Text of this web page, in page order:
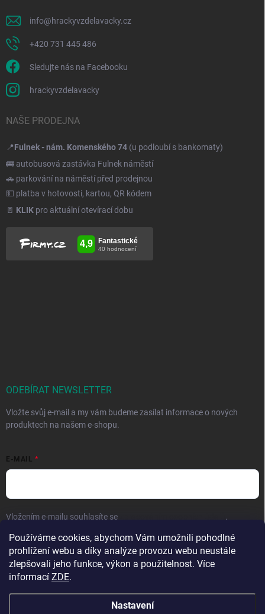
Používáme cookies, abychom Vám umožnili pohodlné
prohlížení webu a díky analýze provozu webu neustále
zlepšovali jeho funkce, výkon a použitelnost. Více
informací ZDE.
Nastavení
info@hrackyvzdelavacky.cz
+420 731 445 486
Sledujte nás na Facebooku
hrackyvzdelavacky
NAŠE PRODEJNA
📍Fulnek - nám. Komenského 74 (u podloubí s bankomaty)
🚌 autobusová zastávka Fulnek náměstí
🚗 parkování na náměstí před prodejnou
💵 platba v hotovosti, kartou, QR kódem
🚪 KLIK pro aktuální otevírací dobu
ODEBÍRAT NEWSLETTER
Vložte svůj e-mail a my vám budeme zasílat informace o nových
produktech na našem e-shopu.
E-MAIL
Vložením e-mailu souhlasíte se .
Přihlásit se